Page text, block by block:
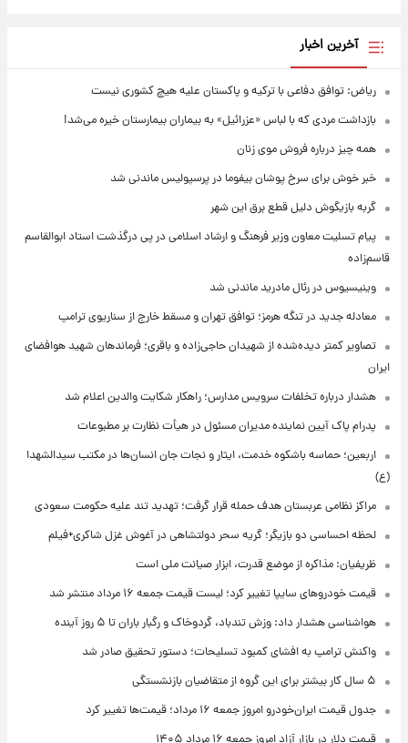
آخرین اخبار
ریاض: توافق دفاعی با ترکیه و پاکستان علیه هیچ کشوری نیست
بازداشت مردی که با لباس «عزرائیل» به بیماران بیمارستان خیره می‌شد!
همه چیز درباره فروش موی زنان
خبر خوش برای سرخ پوشان بیفوما در پرسپولیس ماندنی شد
گربه بازیگوش دلیل قطع برق این شهر
پیام تسلیت معاون وزیر فرهنگ و ارشاد اسلامی در پی درگذشت استاد ابوالقاسم
قاسم‌زاده
وینیسیوس در رئال مادرید ماندنی شد
معادله جدید در تنگه هرمز؛ توافق تهران و مسقط خارج از سناریوی ترامپ
تصاویر کمتر دیده‌شده از شهیدان حاجی‌زاده و باقری؛ فرماندهان شهید هوافضای
ایران
هشدار درباره تخلفات سرویس مدارس؛ راهکار شکایت والدین اعلام شد
پدرام پاک آیین نماینده مدیران مسئول در هیأت نظارت بر مطبوعات
اربعین؛ حماسه باشکوه خدمت، ایثار و نجات جان انسان‌ها در مکتب سیدالشهدا
(ع)
مراکز نظامی عربستان هدف حمله قرار گرفت؛ تهدید تند علیه حکومت سعودی
لحظه احساسی دو بازیگر؛ گریه سحر دولتشاهی در آغوش غزل شاکری+فیلم
ظریفیان: مذاکره از موضع قدرت، ابزار صیانت ملی است
قیمت خودروهای سایپا تغییر کرد؛ لیست قیمت جمعه ۱۶ مرداد منتشر شد
هواشناسی هشدار داد: وزش تندباد، گردوخاک و رگبار باران تا ۵ روز آینده
واکنش ترامپ به افشای کمبود تسلیحات؛ دستور تحقیق صادر شد
۵ سال کار بیشتر برای این گروه از متقاضیان بازنشستگی
جدول قیمت ایران‌خودرو امروز جمعه ۱۶ مرداد؛ قیمت‌ها تغییر کرد